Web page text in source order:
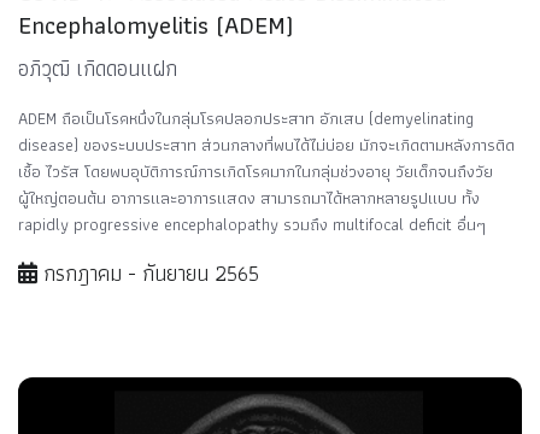
Encephalomyelitis (ADEM)
อภิวุฒิ เกิดดอนแฝก
ADEM ถือเป็นโรคหนึ่งในกลุ่มโรคปลอกประสาท อักเสบ (demyelinating
disease) ของระบบประสาท ส่วนกลางที่พบได้ไม่บ่อย มักจะเกิดตามหลังการติด
เชื้อ ไวรัส โดยพบอุบัติการณ์การเกิดโรคมากในกลุ่มช่วงอายุ วัยเด็กจนถึงวัย
ผู้ใหญ่ตอนต้น อาการและอาการแสดง สามารถมาได้หลากหลายรูปแบบ ทั้ง
rapidly progressive encephalopathy รวมถึง multifocal deficit อื่นๆ
กรกฎาคม - กันยายน 2565